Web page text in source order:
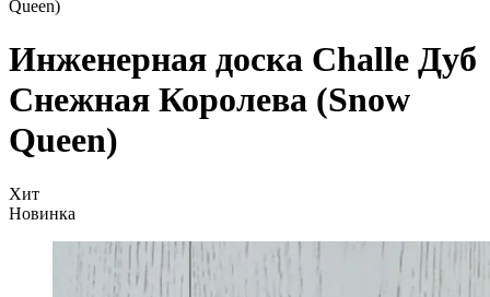
Queen)
Инженерная доска Challe Дуб
Снежная Королева (Snow
Queen)
Хит
Новинка